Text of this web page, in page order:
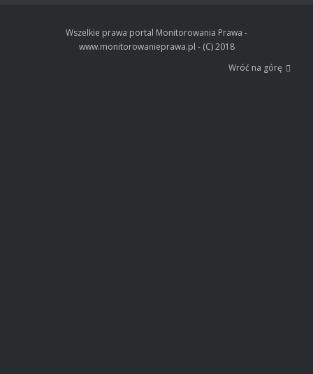
Wszelkie prawa portal Monitorowania Prawa -
www.monitorowanieprawa.pl - (C) 2018
Wróć na górę